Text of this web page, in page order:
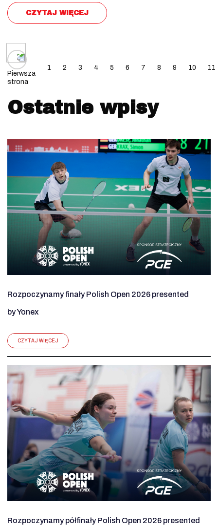
CZYTAJ WIĘCEJ
Posts navigation
Pierwsza
strona
1 2 3 4 5 6 7 8 9 10 11
Ostatnie wpisy
Rozpoczynamy finały Polish Open 2026 presented
by Yonex
CZYTAJ WIĘCEJ
Rozpoczynamy półfinały Polish Open 2026 presented